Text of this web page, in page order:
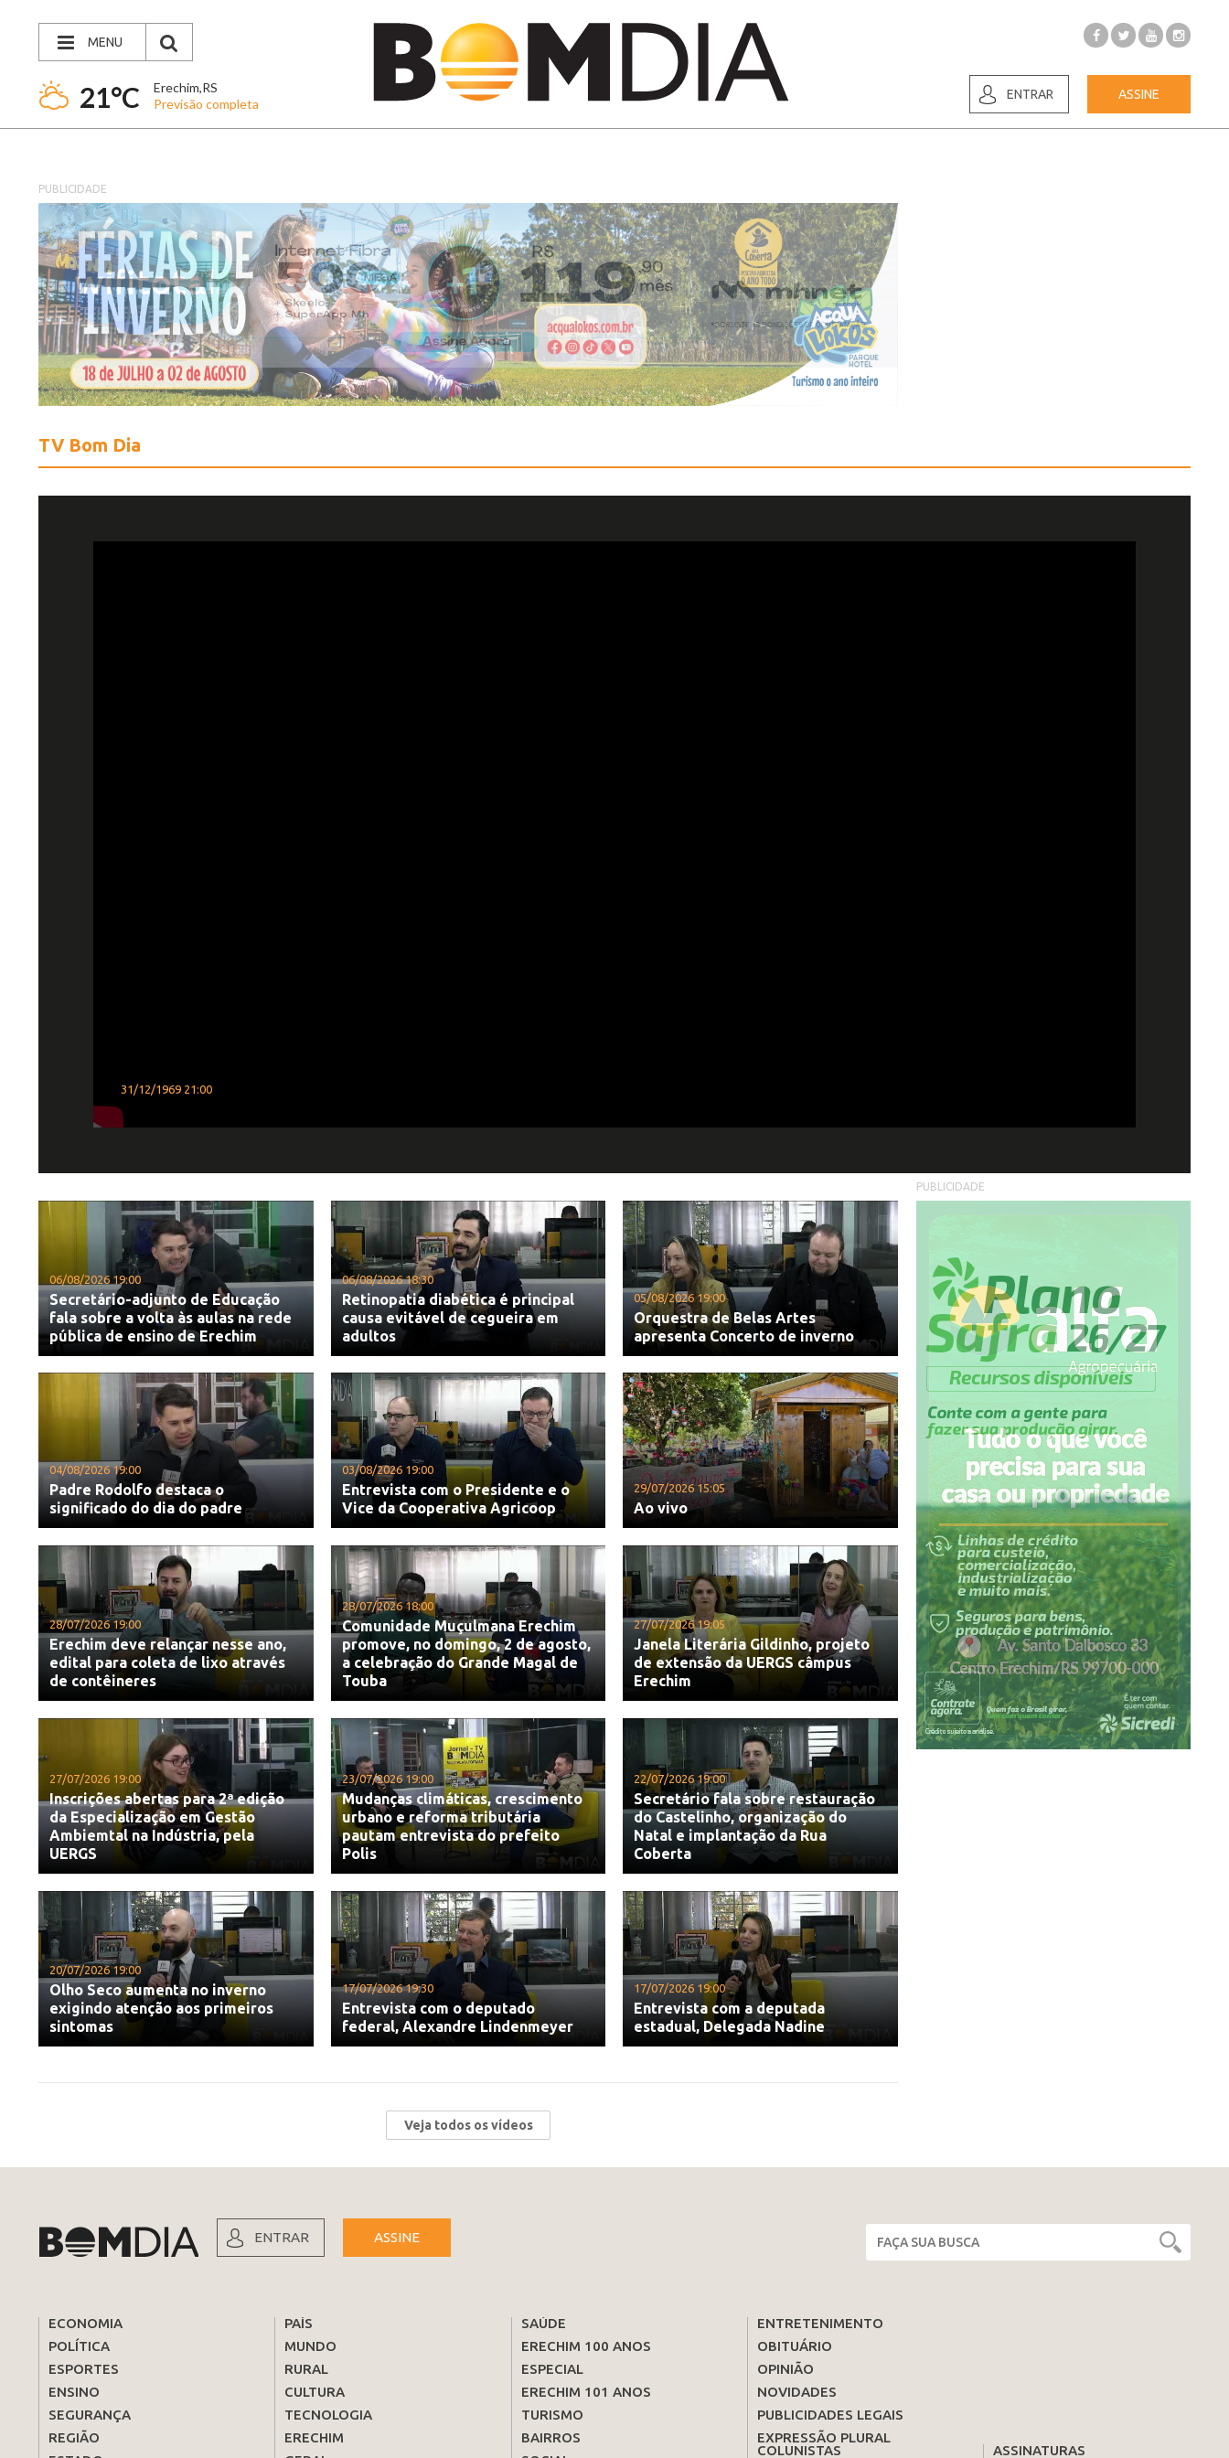
MENU
21°C
Erechim,RS
Previsão completa
ENTRAR ASSINE
PUBLICIDADE
TV Bom Dia
31/12/1969 21:00
06/08/2026 19:00
Secretário-adjunto de Educação
fala sobre a volta às aulas na rede
pública de ensino de Erechim
06/08/2026 18:30
Retinopatia diabética é principal
causa evitável de cegueira em
adultos
05/08/2026 19:00
Orquestra de Belas Artes
apresenta Concerto de inverno
04/08/2026 19:00
Padre Rodolfo destaca o
significado do dia do padre
03/08/2026 19:00
Entrevista com o Presidente e o
Vice da Cooperativa Agricoop
29/07/2026 15:05
Ao vivo
28/07/2026 19:00
Erechim deve relançar nesse ano,
edital para coleta de lixo através
de contêineres
28/07/2026 18:00
Comunidade Muçulmana Erechim
promove, no domingo, 2 de agosto,
a celebração do Grande Magal de
Touba
27/07/2026 19:05
Janela Literária Gildinho, projeto
de extensão da UERGS câmpus
Erechim
27/07/2026 19:00
Inscrições abertas para 2ª edição
da Especialização em Gestão
Ambiemtal na Indústria, pela
UERGS
23/07/2026 19:00
Mudanças climáticas, crescimento
urbano e reforma tributária
pautam entrevista do prefeito
Polis
22/07/2026 19:00
Secretário fala sobre restauração
do Castelinho, organização do
Natal e implantação da Rua
Coberta
20/07/2026 19:00
Olho Seco aumenta no inverno
exigindo atenção aos primeiros
sintomas
17/07/2026 19:30
Entrevista com o deputado
federal, Alexandre Lindenmeyer
17/07/2026 19:00
Entrevista com a deputada
estadual, Delegada Nadine
Veja todos os vídeos
PUBLICIDADE
ENTRAR ASSINE
ECONOMIA
POLÍTICA
ESPORTES
ENSINO
SEGURANÇA
REGIÃO
PAÍS
MUNDO
RURAL
CULTURA
TECNOLOGIA
ERECHIM
SAÚDE
ERECHIM 100 ANOS
ESPECIAL
ERECHIM 101 ANOS
TURISMO
BAIRROS
ENTRETENIMENTO
OBITUÁRIO
OPINIÃO
NOVIDADES
PUBLICIDADES LEGAIS
EXPRESSÃO PLURAL
COLUNISTAS
ASSINATURAS